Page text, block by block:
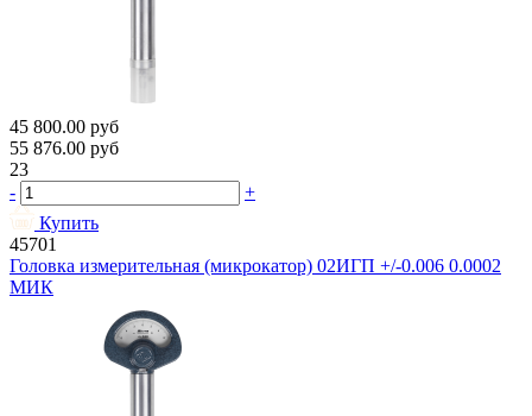
45 800.00 руб
55 876.00 руб
23
-
+
Купить
45701
Головка измерительная (микрокатор) 02ИГП +/-0.006 0.0002
МИК